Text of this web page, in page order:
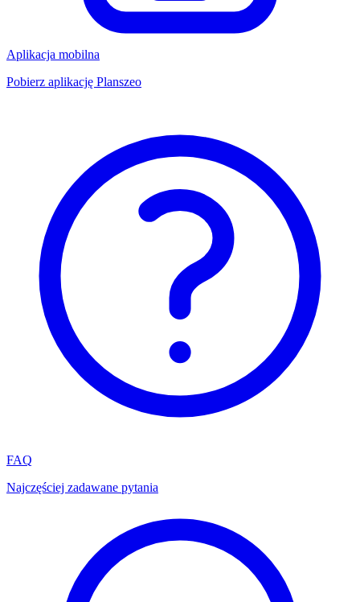
Aplikacja mobilna
Pobierz aplikację Planszeo
FAQ
Najczęściej zadawane pytania